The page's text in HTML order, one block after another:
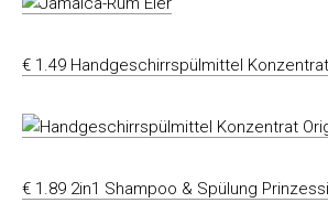
€ 1.49 Handgeschirrspülmittel Konzentrat
€ 1.89 2in1 Shampoo & Spülung